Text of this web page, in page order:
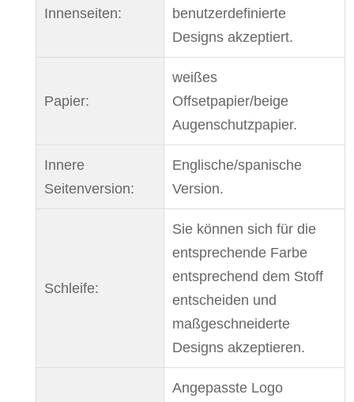
Innenseiten:
benutzerdefinierte
Designs akzeptiert.
Papier:
weißes
Offsetpapier/beige
Augenschutzpapier.
Innere
Seitenversion:
Englische/spanische
Version.
Schleife:
Sie können sich für die
entsprechende Farbe
entsprechend dem Stoff
entscheiden und
maßgeschneiderte
Designs akzeptieren.
Angepasste Logo